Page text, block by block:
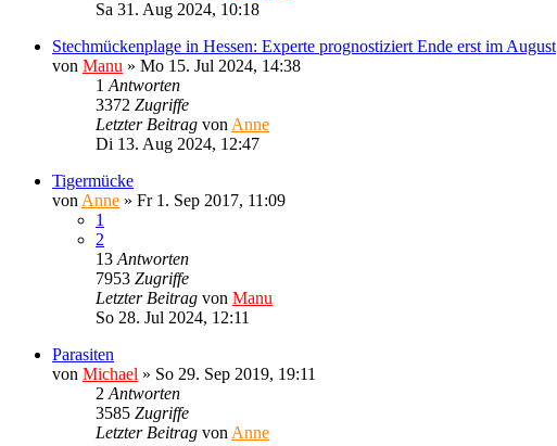
Sa 31. Aug 2024, 10:18
Stechmückenplage in Hessen: Experte prognostiziert Ende erst im August
von Manu » Mo 15. Jul 2024, 14:38
1 Antworten
3372 Zugriffe
Letzter Beitrag von Anne
Di 13. Aug 2024, 12:47
Tigermücke
von Anne » Fr 1. Sep 2017, 11:09
1
2
13 Antworten
7953 Zugriffe
Letzter Beitrag von Manu
So 28. Jul 2024, 12:11
Parasiten
von Michael » So 29. Sep 2019, 19:11
2 Antworten
3585 Zugriffe
Letzter Beitrag von Anne